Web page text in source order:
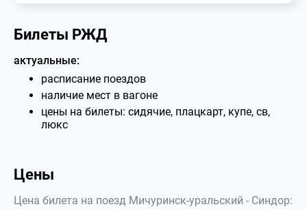
Билеты РЖД
актуальные:
расписание поездов
наличие мест в вагоне
цены на билеты: сидячие, плацкарт, купе, св,
люкс
Цены
Цена билета на поезд Мичуринск-уральский - Синдор: